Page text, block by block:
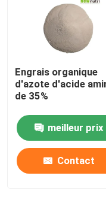
Engrais organique
d'azote d'acide
de 35%
meilleur prix
Contact